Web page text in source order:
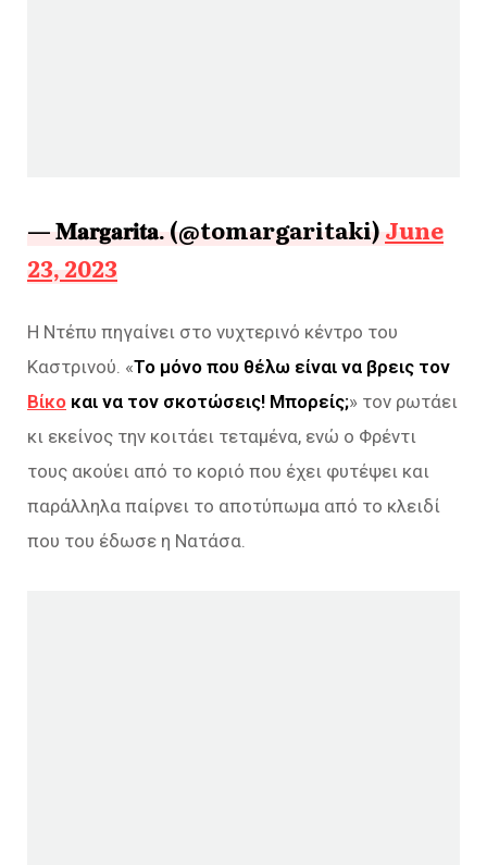
— 𝐌𝐚𝐫𝐠𝐚𝐫𝐢𝐭𝐚. (@tomargaritaki)June
23, 2023
Η Ντέπυ πηγαίνει στο νυχτερινό κέντρο του
Καστρινού. «Το μόνο που θέλω είναι να βρεις τον
Βίκο και να τον σκοτώσεις! Μπορείς;» τον ρωτάει
κι εκείνος την κοιτάει τεταμένα, ενώ ο Φρέντι
τους ακούει από το κοριό που έχει φυτέψει και
παράλληλα παίρνει το αποτύπωμα από το κλειδί
που του έδωσε η Νατάσα.